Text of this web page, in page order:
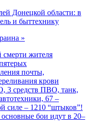
Донецкой области: в
и быттехнику
»
жителя
почты,
крови
3 средств ПВО, танк,
67 –
силе – 1210 “штыков”!
бои идут в 20–